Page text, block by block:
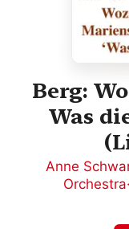
Berg:
Was
Anne
Orchestra·